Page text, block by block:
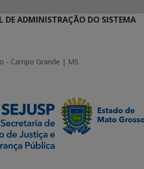
DE ADMINISTRAÇÃO DO SISTEMA
- Campo Grande | MS